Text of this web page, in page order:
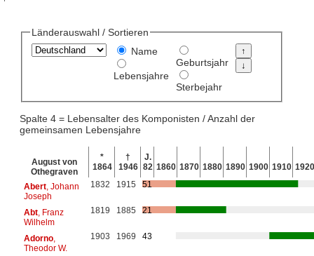
Länderauswahl / Sortieren
Name
Lebensjahre
Geburtsjahr
Sterbejahr
Spalte 4 = Lebensalter des Komponisten / Anzahl der
gemeinsamen Lebensjahre
August von
Othegraven
*
1864
†
1946
J.
82 1860 1870 1880 1890 1900 1910 1920
Abert, Johann
Joseph
1832 1915 51
Abt, Franz
Wilhelm
1819 1885 21
Adorno,
Theodor W.
1903 1969 43